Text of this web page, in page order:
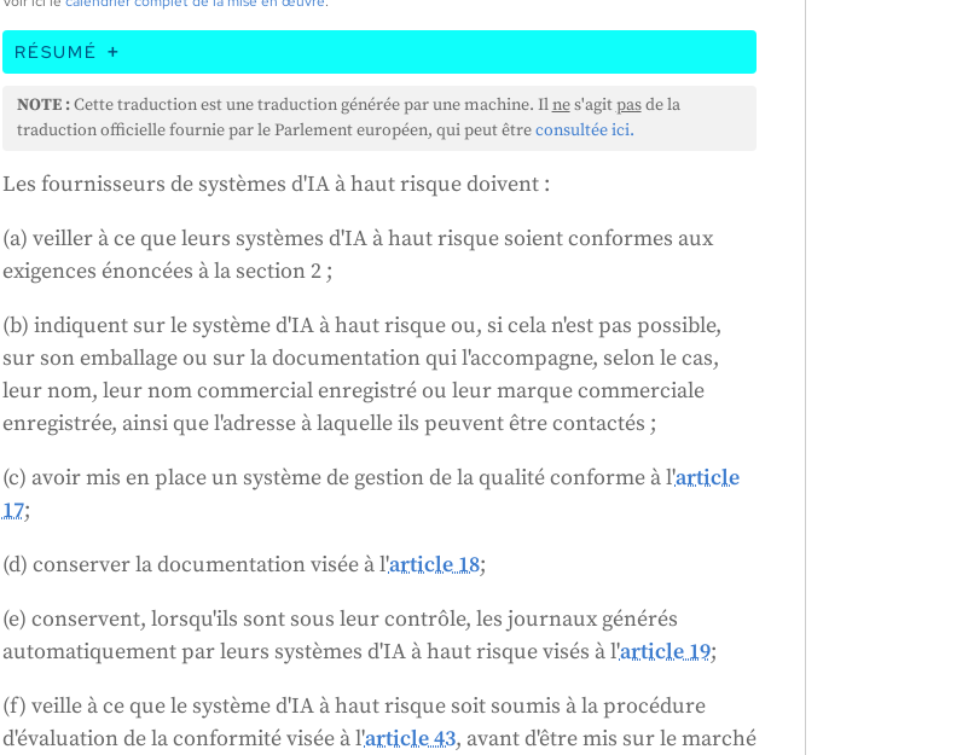
RÉSUMÉ
Cet article précise que les entreprises qui fournissent des systèmes d'IA à
haut risque doivent respecter certaines règles. Elles doivent s'assurer que
coordonnées sur le produit ou son emballage. Elles doivent disposer d'un
système de gestion de la qualité et conserver certains documents et
registres. Avant de vendre ou d'utiliser le système d'IA, ils doivent le faire
vérifier pour s'assurer qu'il est conforme à la réglementation. Ils doivent
également apposer le marquage CE sur le produit pour indiquer qu'il est
conforme aux normes de l'UE. Ils doivent enregistrer le produit, résoudre
les problèmes éventuels, fournir les informations nécessaires et prouver
qu'il est conforme aux normes si les autorités le leur demandent. Le
de l'UE.
NOTE :Cette traduction est une traduction générée par une machine. Ilnes'agitpasde la
traduction officielle fournie par le Parlement européen, qui peut êtreconsultée ici.
Les fournisseurs de systèmes d'IA à haut risque doivent :
(a) veiller à ce que leurs systèmes d'IA à haut risque soient conformes aux
exigences énoncées à la section 2 ;
(b) indiquent sur le système d'IA à haut risque ou, si cela n'est pas possible,
sur son emballage ou sur la documentation qui l'accompagne, selon le cas,
leur nom, leur nom commercial enregistré ou leur marque commerciale
enregistrée, ainsi que l'adresse à laquelle ils peuvent être contactés ;
(c) avoir mis en place un système de gestion de la qualité conforme à l'article
17;
(d) conserver la documentation visée à l'article 18;
(e) conservent, lorsqu'ils sont sous leur contrôle, les journaux générés
automatiquement par leurs systèmes d'IA à haut risque visés à l'article 19;
(f) veille à ce que le système d'IA à haut risque soit soumis à la procédure
d'évaluation de la conformité visée à l'article 43, avant d'être mis sur le marché